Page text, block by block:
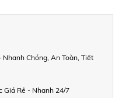
Nhanh Chóng, An Toàn, Tiết
Giá Rẻ - Nhanh 24/7